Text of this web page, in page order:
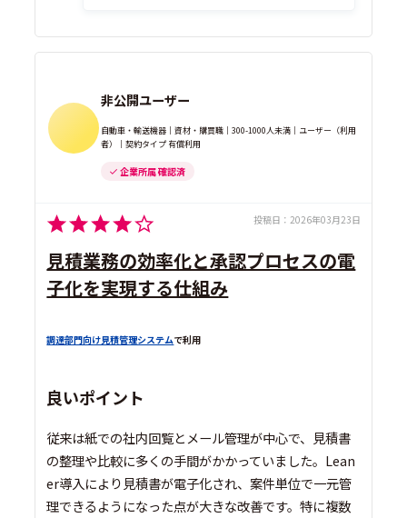
非公開ユーザー
自動車・輸送機器｜資材・購買職｜300-1000人未満｜ユーザー（利用
者）｜契約タイプ 有償利用
企業所属 確認済
投稿日： 2026年03月23日
見積業務の効率化と承認プロセスの電
子化を実現する仕組み
調達部門向け見積管理システムで利用
良いポイント
従来は紙での社内回覧とメール管理が中心で、見積書
の整理や比較に多くの手間がかかっていました。Lean
er導入により見積書が電子化され、案件単位で一元管
理できるようになった点が大きな改善です。特に複数